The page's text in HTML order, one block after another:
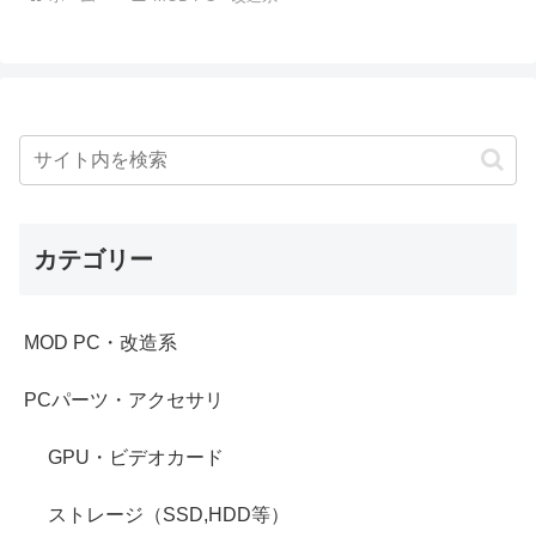
カテゴリー
MOD PC・改造系
PCパーツ・アクセサリ
GPU・ビデオカード
ストレージ（SSD,HDD等）